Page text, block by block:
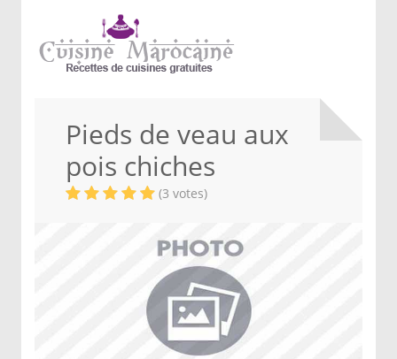
Pieds de veau aux
pois chiches
(3 votes)